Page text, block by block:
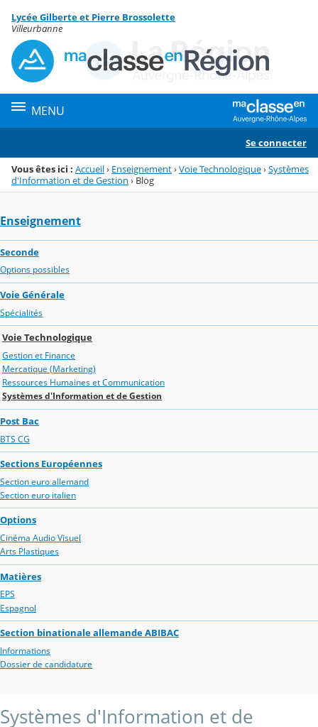
Menu de la rubrique
Contenu
Lycée Gilberte et Pierre Brossolette
Villeurbanne
MENU
Se connecter
Vous êtes ici : Accueil› Enseignement›Voie Technologique›Systèmes
d'Information et de Gestion › Blog
Enseignement
Seconde
Options possibles
Voie Générale
Spécialités
Voie Technologique
Gestion et Finance
Mercatique (Marketing)
Ressources Humaines et Communication
Systèmes d'Information et de Gestion
Post Bac
BTS CG
Sections Européennes
Section euro allemand
Section euro italien
Options
Cinéma Audio Visuel
Arts Plastiques
Matières
EPS
Espagnol
Section binationale allemande ABIBAC
Informations
Dossier de candidature
Systèmes d'Information et de